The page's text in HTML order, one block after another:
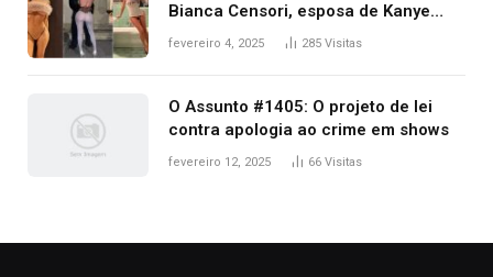
Bianca Censori, esposa de Kanye
West que apareceu nua no Grammy
fevereiro 4, 2025 285 Visitas
O Assunto #1405: O projeto de lei
contra apologia ao crime em shows
fevereiro 12, 2025 66 Visitas